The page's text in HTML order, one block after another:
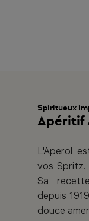
Spiritueux
Apéritif
L'Aperol
vos Spritz.
Sa
depuis
douce